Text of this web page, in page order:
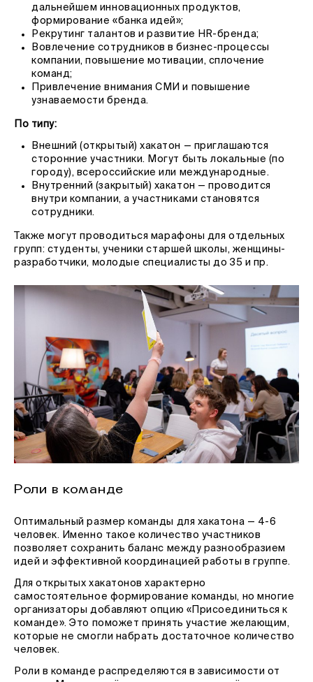
дальнейшем инновационных продуктов,
формирование «банка идей»;
Рекрутинг талантов и развитие НR-бренда;
Вовлечение сотрудников в бизнес-процессы
компании, повышение мотивации, сплочение
команд;
Привлечение внимания СМИ и повышение
узнаваемости бренда.
По типу:
Внешний (открытый) хакатон — приглашаются
сторонние участники. Могут быть локальные (по
городу), всероссийские или международные.
Внутренний (закрытый) хакатон — проводится
внутри компании, а участниками становятся
сотрудники.
Также могут проводиться марафоны для отдельных
групп: студенты, ученики старшей школы, женщины-
разработчики, молодые специалисты до 35 и пр.
Роли в команде
Оптимальный размер команды для хакатона — 4-6
человек. Именно такое количество участников
позволяет сохранить баланс между разнообразием
идей и эффективной координацией работы в группе.
Для открытых хакатонов характерно
самостоятельное формирование команды, но многие
организаторы добавляют опцию «Присоединиться к
команде». Это поможет принять участие желающим,
которые не смогли набрать достаточное количество
человек.
Роли в команде распределяются в зависимости от